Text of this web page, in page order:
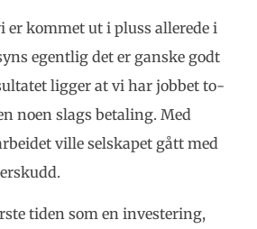
er kommet ut i pluss allerede i
egentlig det er ganske godt
ligger at vi har jobbet to-
noen slags betaling. Med
ville selskapet gått med
tiden som en investering,